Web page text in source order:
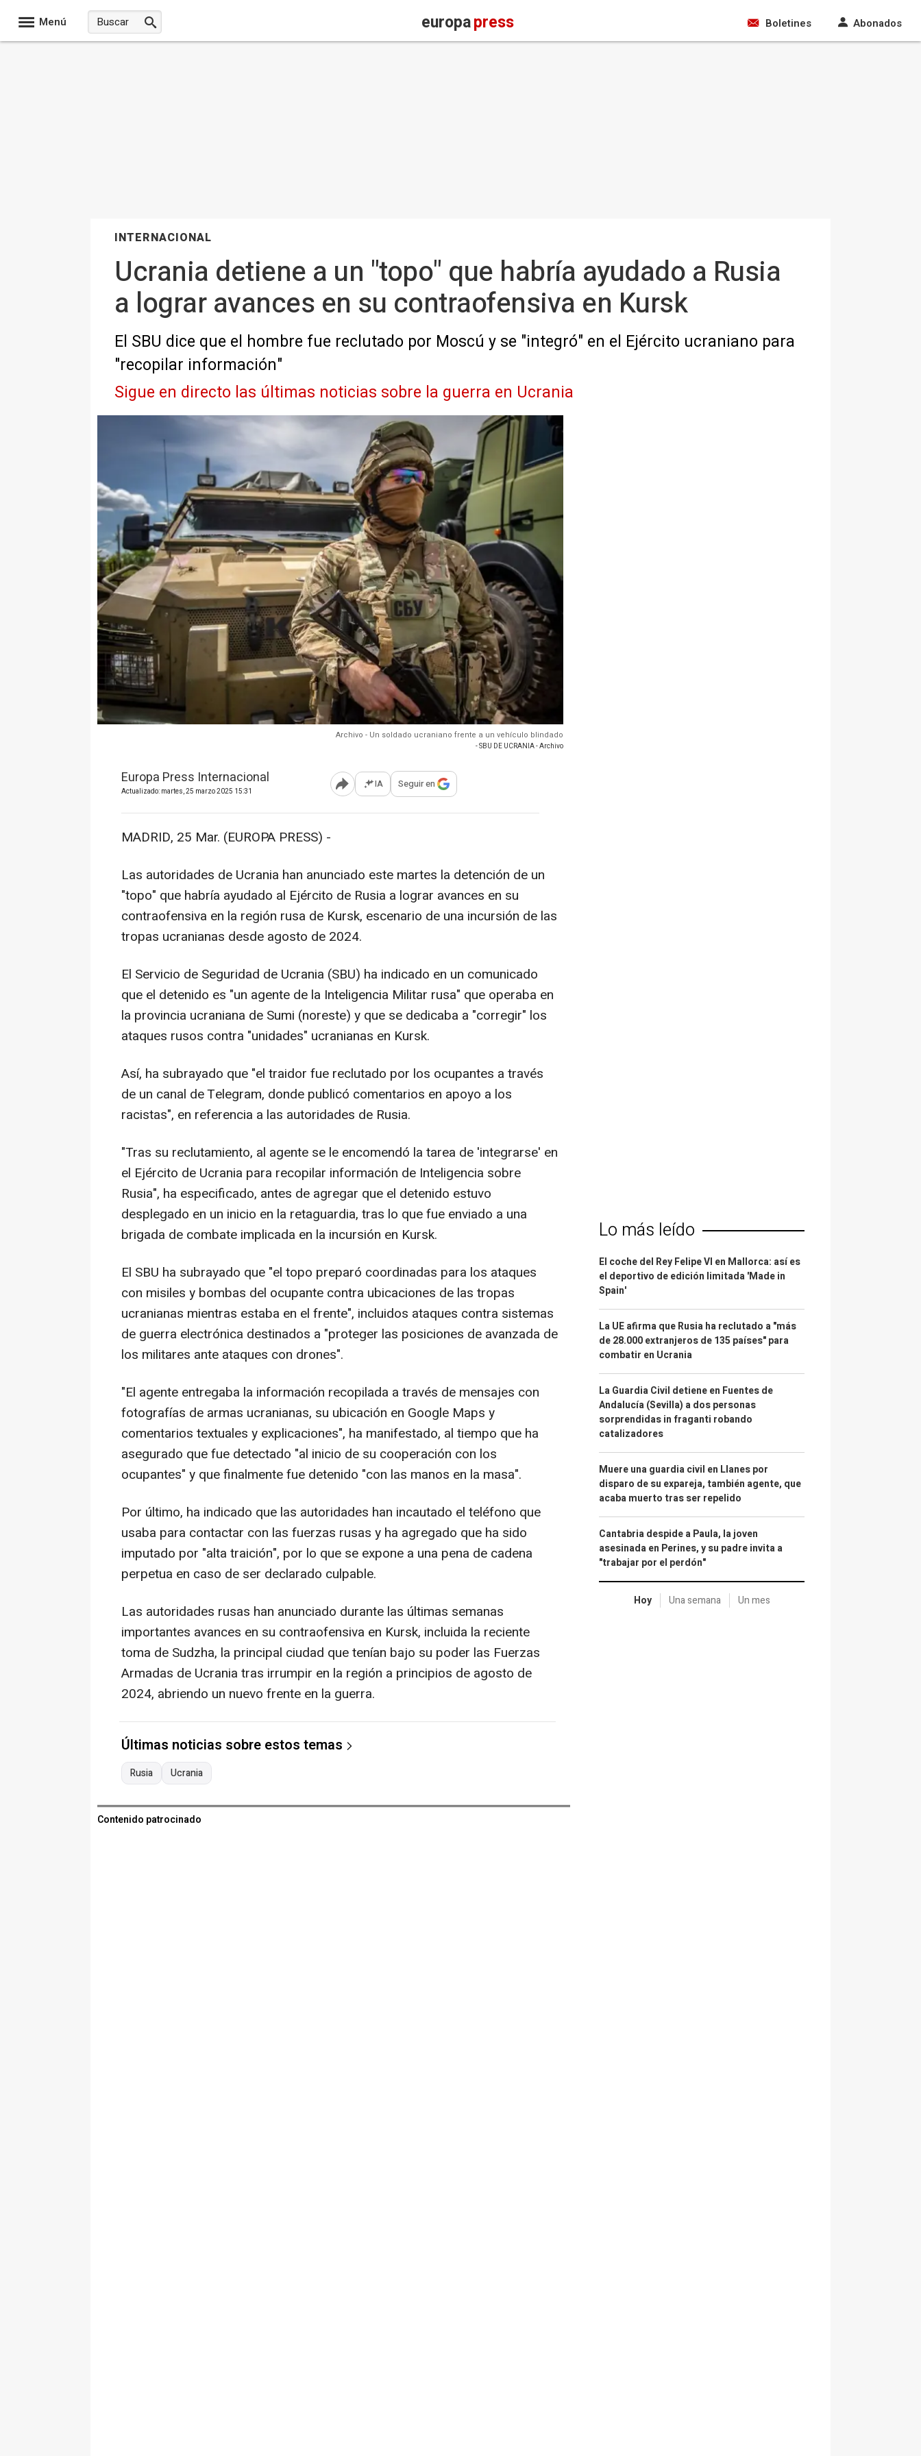
Menú europapress Boletines Abonados
INTERNACIONAL
Ucrania detiene a un "topo" que habría ayudado a Rusia
a lograr avances en su contraofensiva en Kursk
El SBU dice que el hombre fue reclutado por Moscú y se "integró" en el Ejército ucraniano para
"recopilar información"
Sigue en directo las últimas noticias sobre la guerra en Ucrania
Archivo - Un soldado ucraniano frente a un vehículo blindado
- SBU DE UCRANIA - Archivo
Europa Press Internacional
Actualizado: martes, 25 marzo 2025 15:31 Abrir opciones para compartir
IA Seguir en
MADRID, 25 Mar. (EUROPA PRESS) -
Las autoridades de Ucrania han anunciado este martes la detención de un
"topo" que habría ayudado al Ejército de Rusia a lograr avances en su
contraofensiva en la región rusa de Kursk, escenario de una incursión de las
tropas ucranianas desde agosto de 2024.
El Servicio de Seguridad de Ucrania (SBU) ha indicado en un comunicado
que el detenido es "un agente de la Inteligencia Militar rusa" que operaba en
la provincia ucraniana de Sumi (noreste) y que se dedicaba a "corregir" los
ataques rusos contra "unidades" ucranianas en Kursk.
Así, ha subrayado que "el traidor fue reclutado por los ocupantes a través
de un canal de Telegram, donde publicó comentarios en apoyo a los
racistas", en referencia a las autoridades de Rusia.
"Tras su reclutamiento, al agente se le encomendó la tarea de 'integrarse' en
el Ejército de Ucrania para recopilar información de Inteligencia sobre
Rusia", ha especificado, antes de agregar que el detenido estuvo
desplegado en un inicio en la retaguardia, tras lo que fue enviado a una
brigada de combate implicada en la incursión en Kursk.
El SBU ha subrayado que "el topo preparó coordinadas para los ataques
con misiles y bombas del ocupante contra ubicaciones de las tropas
ucranianas mientras estaba en el frente", incluidos ataques contra sistemas
de guerra electrónica destinados a "proteger las posiciones de avanzada de
los militares ante ataques con drones".
"El agente entregaba la información recopilada a través de mensajes con
fotografías de armas ucranianas, su ubicación en Google Maps y
comentarios textuales y explicaciones", ha manifestado, al tiempo que ha
asegurado que fue detectado "al inicio de su cooperación con los
ocupantes" y que finalmente fue detenido "con las manos en la masa".
Por último, ha indicado que las autoridades han incautado el teléfono que
usaba para contactar con las fuerzas rusas y ha agregado que ha sido
imputado por "alta traición", por lo que se expone a una pena de cadena
perpetua en caso de ser declarado culpable.
Las autoridades rusas han anunciado durante las últimas semanas
importantes avances en su contraofensiva en Kursk, incluida la reciente
toma de Sudzha, la principal ciudad que tenían bajo su poder las Fuerzas
Armadas de Ucrania tras irrumpir en la región a principios de agosto de
2024, abriendo un nuevo frente en la guerra.
Últimas noticias sobre estos temas
Rusia Ucrania
Contenido patrocinado
Lo más leído
El coche del Rey Felipe VI en Mallorca: así es
el deportivo de edición limitada 'Made in
Spain'
La UE afirma que Rusia ha reclutado a "más
de 28.000 extranjeros de 135 países" para
combatir en Ucrania
La Guardia Civil detiene en Fuentes de
Andalucía (Sevilla) a dos personas
sorprendidas in fraganti robando
catalizadores
Muere una guardia civil en Llanes por
disparo de su expareja, también agente, que
acaba muerto tras ser repelido
Cantabria despide a Paula, la joven
asesinada en Perines, y su padre invita a
"trabajar por el perdón"
Hoy Una semana Un mes